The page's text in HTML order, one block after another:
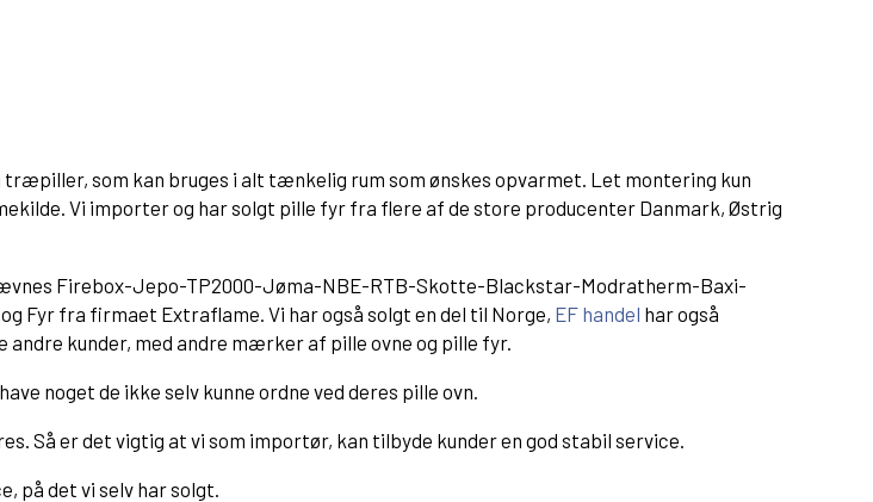
som kan bruges i alt tænkelig rum som ønskes opvarmet. Let montering kun
Vi importer og har solgt pille fyr fra flere af de store producenter Danmark, Østrig
Firebox-Jepo-TP2000-Jøma-NBE-RTB-Skotte-Blackstar-Modratherm-Baxi-
Fyr fra firmaet Extraflame. Vi har også solgt en del til Norge, EF handel har også
kunder, med andre mærker af pille ovne og pille fyr.
noget de ikke selv kunne ordne ved deres pille ovn.
Så er det vigtig at vi som importør, kan tilbyde kunder en god stabil service.
på det vi selv har solgt.